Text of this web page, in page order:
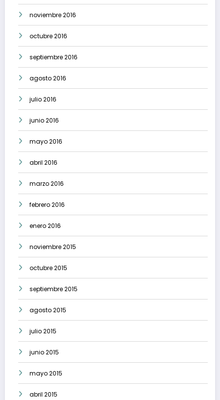
noviembre 2016
octubre 2016
septiembre 2016
agosto 2016
julio 2016
junio 2016
mayo 2016
abril 2016
marzo 2016
febrero 2016
enero 2016
noviembre 2015
octubre 2015
septiembre 2015
agosto 2015
julio 2015
junio 2015
mayo 2015
abril 2015